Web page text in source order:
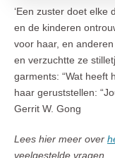
‘Een zuster doet elke
en de kinderen
voor haar, en
en verzuchtte ze
garments: “Wat heeft
haar geruststellen:
Gerrit W. Gong
Lees hier meer over
veelgestelde vragen.